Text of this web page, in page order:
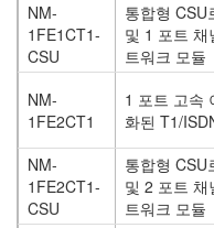
NM-
1FE1CT1-
CSU
통합형 CSU
및 1 포트 채
트워크 모듈
NM-
1FE2CT1
1 포트 고속
화된 T1/
NM-
1FE2CT1-
CSU
통합형 CSU
및 2 포트 채
트워크 모듈